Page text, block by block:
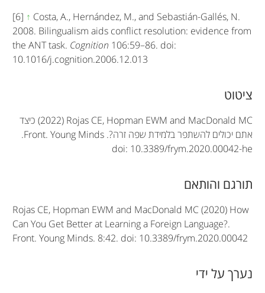
[6] ↑ Costa, A., Hernández, M., and Sebastián-Gallés, N.
2008. Bilingualism aids conflict resolution: evidence from
the ANT task.Cognition 106:59–86. doi:
10.1016/j.cognition.2006.12.013
A
r
t
i
c
n
ציטוט
(2022) Rojas CE, Hopman EWM and MacDonald MCכיצד
אתם יכולים להשתפר בלמידת שפה זרה?. Front. Young Minds
.
doi: 10.3389/frym.2020.00042-he
תורגם והותאם
Rojas CE, Hopman EWM and MacDonald MC (2020) How
Can You Get Better at Learning a Foreign Language?.
Front. Young Minds. 8:42. doi: 10.3389/frym.2020.00042
נערך על ידי